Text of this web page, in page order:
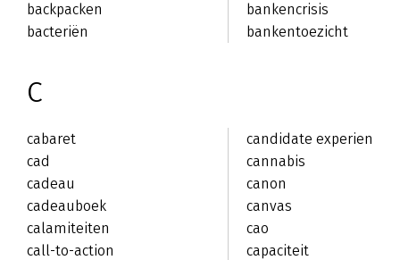
backpacken
bacteriën
bankencrisis
bankentoezicht
C
cabaret
cad
cadeau
cadeauboek
calamiteiten
call-to-action
candidate experience
cannabis
canon
canvas
cao
capaciteit